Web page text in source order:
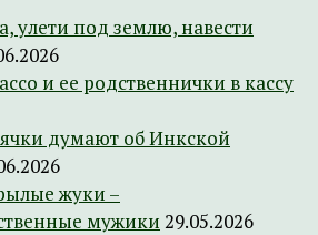
улети под землю, навести
и ее родственнички в кассу
думают об Инкской
жуки –
мужики 29.05.2026